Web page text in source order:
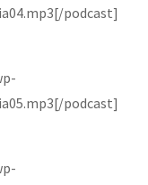
podcast]
podcast]